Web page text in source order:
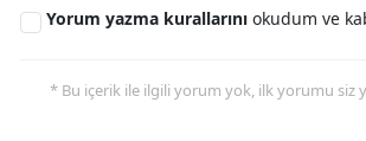
Yorum yazma kurallarını okudum ve
* Bu içerik ile ilgili yorum yok, ilk yorumu siz